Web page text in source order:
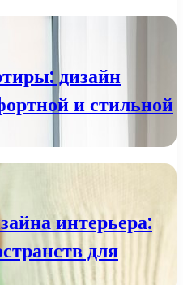
дизайн
и стильной
интерьера:
для